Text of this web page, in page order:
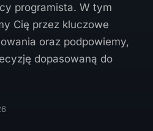
programista. W tym
Cię przez kluczowe
oraz podpowiemy,
dopasowaną do